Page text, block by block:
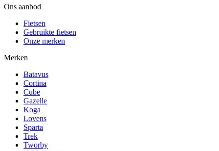
Ons aanbod
Fietsen
Gebruikte fietsen
Onze merken
Merken
Batavus
Cortina
Cube
Gazelle
Koga
Lovens
Sparta
Trek
Tworby